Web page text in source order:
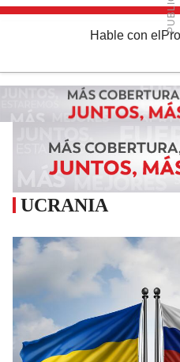
Hable con el
UCRANIA